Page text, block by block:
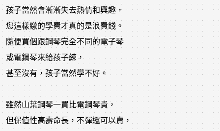
孩子當然會漸漸失去熱情和興趣，
您這樣繳的學費才真的是浪費錢。
隨便買個跟鋼琴完全不同的電子琴
或電鋼琴來給孩子練，
甚至沒有，孩子當然學不好。
雖然山葉鋼琴一買比電鋼琴貴，
但保值性高壽命長，不彈還可以賣，